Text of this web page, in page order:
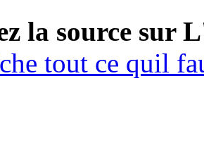
la source sur
tout ce quil